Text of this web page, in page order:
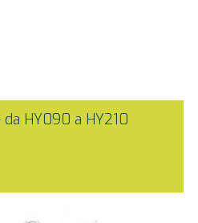
HY090 a HY210